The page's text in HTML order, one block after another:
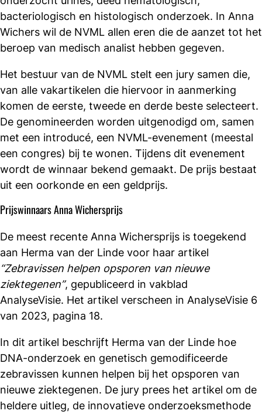
bacteriologisch en histologisch onderzoek. In Anna
Wichers wil de NVML allen eren die de aanzet tot het
beroep van medisch analist hebben gegeven.
Het bestuur van de NVML stelt een jury samen die,
van alle vakartikelen die hiervoor in aanmerking
komen de eerste, tweede en derde beste selecteert.
De genomineerden worden uitgenodigd om, samen
met een introducé, een NVML-evenement (meestal
een congres) bij te wonen. Tijdens dit evenement
wordt de winnaar bekend gemaakt. De prijs bestaat
uit een oorkonde en een geldprijs.
Prijswinnaars Anna Wichersprijs
De meest recente Anna Wichersprijs is toegekend
aan Herma van der Linde voor haar artikel
“Zebravissen helpen opsporen van nieuwe
ziektegenen”, gepubliceerd in vakblad
AnalyseVisie. Het artikel verscheen in AnalyseVisie 6
van 2023, pagina 18.
In dit artikel beschrijft Herma van der Linde hoe
DNA-onderzoek en genetisch gemodificeerde
zebravissen kunnen helpen bij het opsporen van
nieuwe ziektegenen. De jury prees het artikel om de
heldere uitleg, de innovatieve onderzoeksmethode